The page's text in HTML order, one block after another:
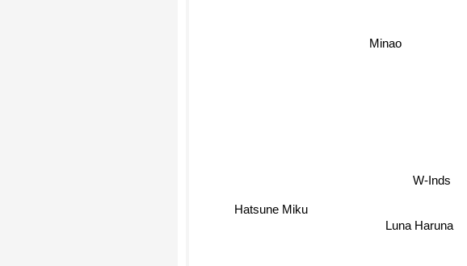
Minao
W-Inds
Luna Haruna
Hatsune Miku